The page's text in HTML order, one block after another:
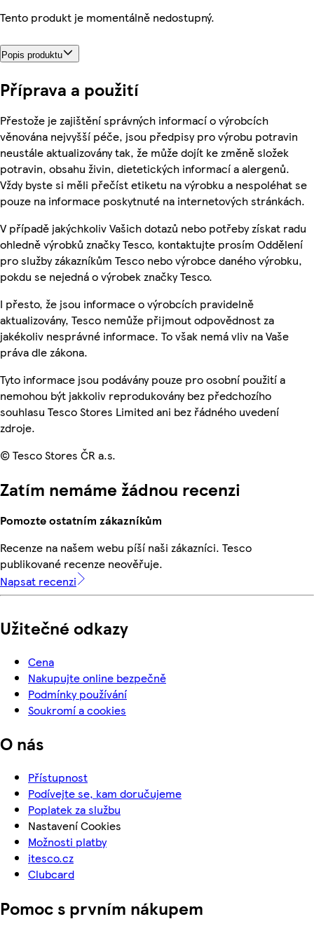
Tento produkt je momentálně nedostupný.
Popis produktu
Příprava a použití
Přestože je zajištění správných informací o výrobcích
věnována nejvyšší péče, jsou předpisy pro výrobu potravin
neustále aktualizovány tak, že může dojít ke změně složek
potravin, obsahu živin, dietetických informací a alergenů.
Vždy byste si měli přečíst etiketu na výrobku a nespoléhat se
pouze na informace poskytnuté na internetových stránkách.
V případě jakýchkoliv Vašich dotazů nebo potřeby získat radu
ohledně výrobků značky Tesco, kontaktujte prosím Oddělení
pro služby zákazníkům Tesco nebo výrobce daného výrobku,
pokdu se nejedná o výrobek značky Tesco.
I přesto, že jsou informace o výrobcích pravidelně
aktualizovány, Tesco nemůže přijmout odpovědnost za
jakékoliv nesprávné informace. To však nemá vliv na Vaše
práva dle zákona.
Tyto informace jsou podávány pouze pro osobní použití a
nemohou být jakkoliv reprodukovány bez předchozího
souhlasu Tesco Stores Limited ani bez řádného uvedení
zdroje.
© Tesco Stores ČR a.s.
Zatím nemáme žádnou recenzi
Pomozte ostatním zákazníkům
Recenze na našem webu píší naši zákazníci. Tesco
publikované recenze neověřuje.
Napsat recenzi
Užitečné odkazy
Cena
Nakupujte online bezpečně
Podmínky používání
Soukromí a cookies
O nás
Přístupnost
Podívejte se, kam doručujeme
Poplatek za službu
Nastavení Cookies
Možnosti platby
itesco.cz
Clubcard
Pomoc s prvním nákupem